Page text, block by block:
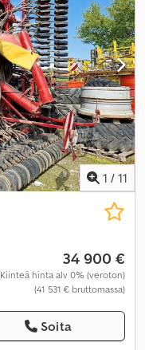
1 / 11
34 900 €
Kiinteä hinta alv 0% (veroton)
(41 531 € bruttomassa)
Soita